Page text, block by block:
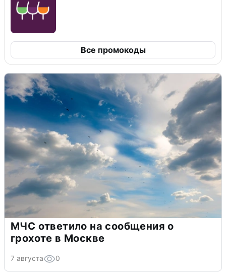
Все промокоды
МЧС ответило на сообщения о
грохоте в Москве
7 августа 0